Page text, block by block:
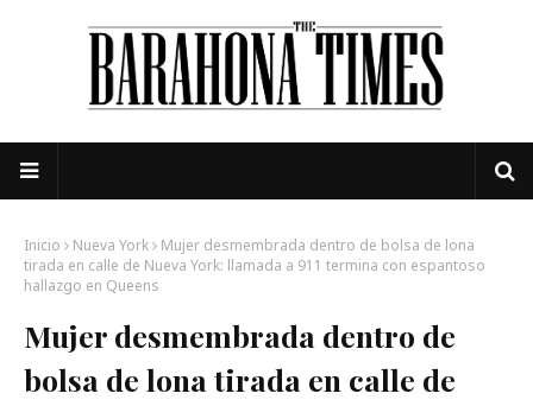
Inicio Nueva York
Mujer desmembrada dentro de bolsa de lona
tirada en calle de Nueva York: llamada a 911 termina con espantoso
hallazgo en Queens
Mujer desmembrada dentro de
bolsa de lona tirada en calle de